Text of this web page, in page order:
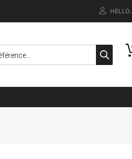
HELLO.